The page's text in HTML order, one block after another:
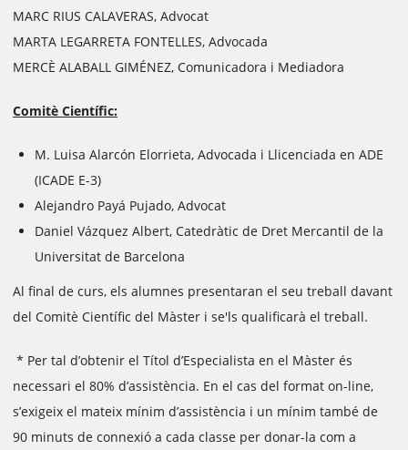
MARC RIUS CALAVERAS, Advocat
MARTA LEGARRETA FONTELLES, Advocada
MERCÈ ALABALL GIMÉNEZ, Comunicadora i Mediadora
Comitè Científic:
M. Luisa Alarcón Elorrieta, Advocada i Llicenciada en ADE
(ICADE E-3)
Alejandro Payá Pujado, Advocat
Daniel Vázquez Albert, Catedràtic de Dret Mercantil de la
Universitat de Barcelona
Al final de curs, els alumnes presentaran el seu treball davant
del Comitè Científic del Màster i se'ls qualificarà el treball.
* Per tal d’obtenir el Títol d’Especialista en el Màster és
necessari el 80% d’assistència. En el cas del format on-line,
s’exigeix el mateix mínim d’assistència i un mínim també de
90 minuts de connexió a cada classe per donar-la com a